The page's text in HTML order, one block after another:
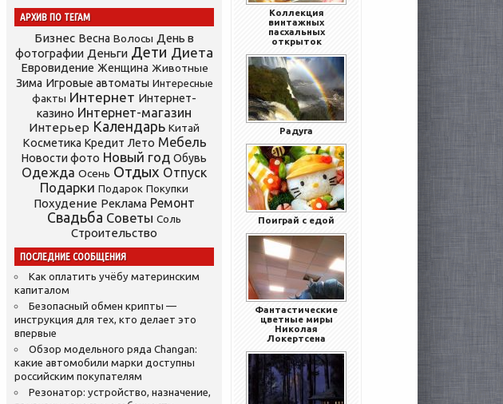
АРХИВ ПО ТЕГАМ
Бизнес Весна Волосы День в
фотографии Деньги Дети Диета
Евровидение Женщина Животные
Зима Игровые автоматы Интересные
факты Интернет Интернет-
казино Интернет-магазин
Интерьер Календарь Китай
Косметика Кредит Лето Мебель
Новости фото Новый год Обувь
Одежда Осень Отдых Отпуск
Подарки Подарок Покупки
Похудение Реклама Ремонт
Свадьба Советы Соль
Строительство
ПОСЛЕДНИЕ СООБЩЕНИЯ
Как оплатить учёбу материнским
капиталом
Безопасный обмен крипты —
инструкция для тех, кто делает это
впервые
Обзор модельного ряда Changan:
какие автомобили марки доступны
российским покупателям
Резонатор: устройство, назначение,
Коллекция
винтажных
пасхальных
открыток
Радуга
Поиграй с едой
Фантастические
цветные миры
Николая
Локертсена